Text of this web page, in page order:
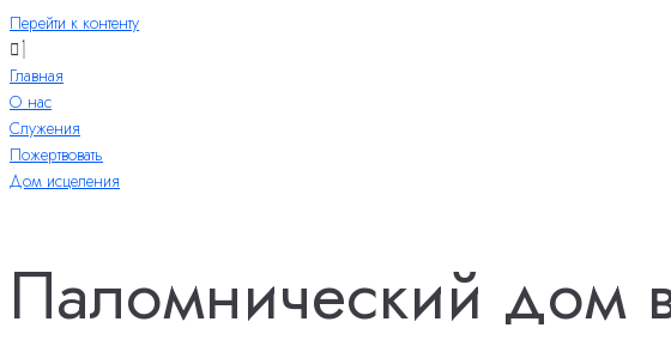
Перейти к контенту
Главная
О нас
Служения
Пожертвовать
Дом исцеления
Паломнический дом